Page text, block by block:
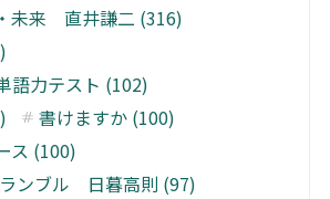
未来 直井謙二 (316)
語力テスト (102)
書けますか (100)
ス (100)
ンブル 日暮高則 (97)